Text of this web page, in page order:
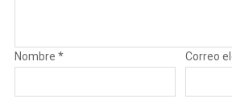
Nombre * Correo